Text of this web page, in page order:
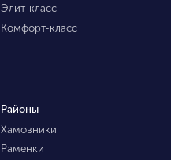
Элит-класс
Комфорт-класс
Районы
Хамовники
Раменки